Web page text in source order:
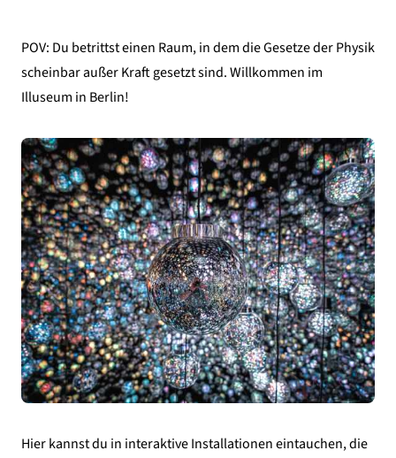
POV: Du betrittst einen Raum, in dem die Gesetze der Physik
scheinbar außer Kraft gesetzt sind. Willkommen im
Illuseum in Berlin!
Hier kannst du in interaktive Installationen eintauchen, die